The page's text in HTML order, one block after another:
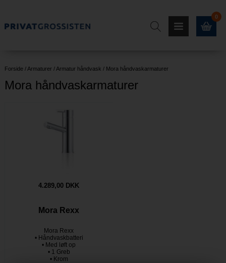
0
Forside / Armaturer / Armatur håndvask / Mora håndvaskarmaturer
Mora håndvaskarmaturer
4.289,00 DKK
Mora Rexx
Mora Rexx
• Håndvaskbatteri
• Med løft op
• 1 Greb
• Krom